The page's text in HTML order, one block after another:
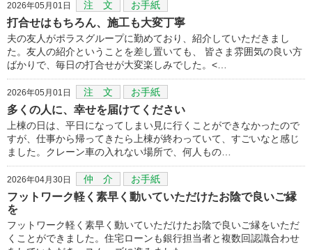
2026年05月01日 注 文 お手紙
打合せはもちろん、施工も大変丁寧
夫の友人がポラスグループに勤めており、紹介していただきまし
た。友人の紹介ということを差し置いても、 皆さま雰囲気の良い方
ばかりで、毎日の打合せが大変楽しみでした。<…
2026年05月01日 注 文 お手紙
多くの人に、幸せを届けてください
上棟の日は、平日になってしまい見に行くことができなかったので
すが、仕事から帰ってきたら上棟が終わっていて、すごいなと感じ
ました。クレーン車の入れない場所で、何人もの…
2026年04月30日 仲 介 お手紙
フットワーク軽く素早く動いていただけたお陰で良いご縁
を
フットワーク軽く素早く動いていただけたお陰で良いご縁をいただ
くことができました。住宅ローンも銀行担当者と複数回認識合わせ